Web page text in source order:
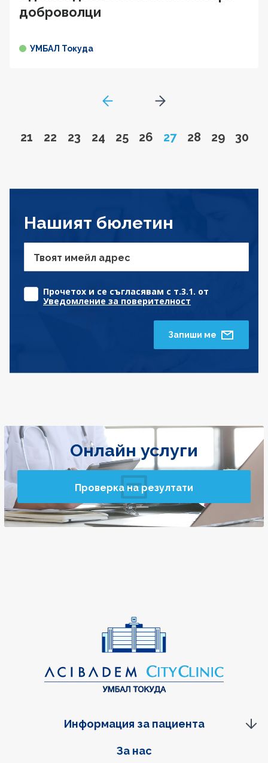
доброволци
УМБАЛ Токуда
GoToPreviousPage
Go to page
21 Go to page
22 Go to page
23 Go to page
24 Go to page
25 Go to page
26 Page
27 Go to page
28 Go to
29 Go
30
Go to next page
Нашият бюлетин
Твоят имейл адрес
Прочетох и се съгласявам с т.3.1. от
Уведомление за поверителност
Запиши ме
Онлайн услуги
Проверка на резултати
Фуутер навигация
За нас
Информация за пациента